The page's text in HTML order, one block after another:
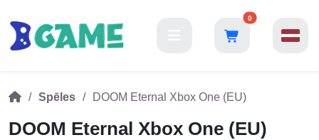
0
Spēles DOOM Eternal Xbox One (EU)
DOOM Eternal Xbox One (EU)